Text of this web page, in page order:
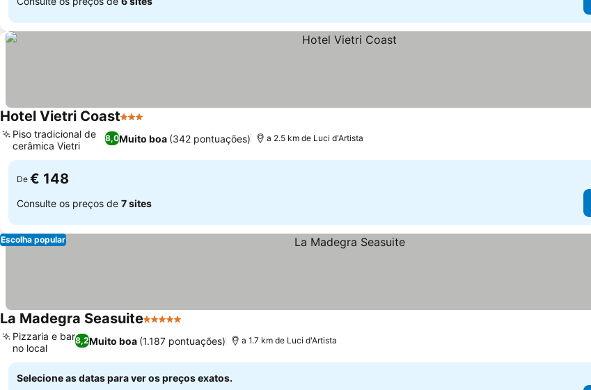
Hotel Vietri Coast3 Estrelas
8,0Muito boa (342 pontuações)
Piso tradicional de
cerâmica Vietri
a 2.5 km de Luci d'Artista
De € 148
Consulte os preços de 7 sites
Escolha popular
La Madegra Seasuite5 Estrelas
8,2Muito boa (1.187 pontuações)
Pizzaria e bar
no local
a 1.7 km de Luci d'Artista
Selecione as datas para ver os preços exatos.